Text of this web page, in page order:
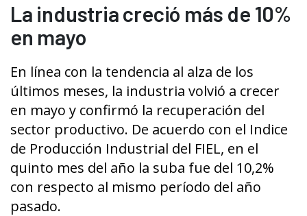
La industria creció más de 10%
en mayo
En línea con la tendencia al alza de los
últimos meses, la industria volvió a crecer
en mayo y confirmó la recuperación del
sector productivo. De acuerdo con el Indice
de Producción Industrial del FIEL, en el
quinto mes del año la suba fue del 10,2%
con respecto al mismo período del año
pasado.